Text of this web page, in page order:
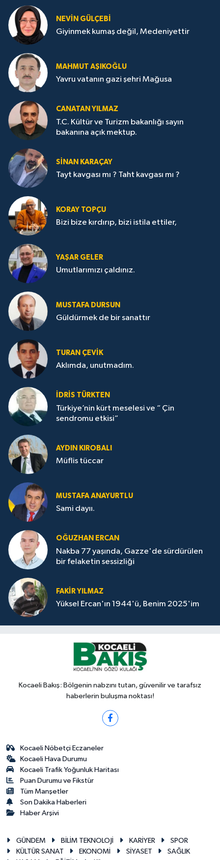
NEVİN GÜLÇEBİ
Giyinmek kumaş değil, Medeniyettir
MAHMUT AŞIKOĞLU
Yavru vatanın gazi şehri Mağusa
CANATAN YILMAZ
T.C. Kültür ve Turizm bakanlığı sayın
bakanına açık mektup.
SİNAN KARAÇAY
Tayt kavgası mı ? Taht kavgası mı ?
KORAY TOPÇU
Bizi bize kırdırıp, bizi istila ettiler,
YAŞAR GELER
Umutlarımızı çaldınız.
MUSTAFA DURSUN
Güldürmek de bir sanattır
TURAN ÇEVİK
Aklımda, unutmadım.
İDRİS TÜRKTEN
Türkiye’nin kürt meselesi ve “ Çin
sendromu etkisi”
AYDIN KIROBALI
Müflis tüccar
MUSTAFA ANAYURTLU
Sami dayıı.
OĞUZHAN ERCAN
Nakba 77 yaşında, Gazze'de sürdürülen
bir felaketin sessizliği
FAKİR YILMAZ
Yüksel Ercan'ın 1944'ü, Benim 2025'im
Kocaeli Bakış: Bölgenin nabzını tutan, güvenilir ve tarafsız
haberlerin buluşma noktası!
Kocaeli Nöbetçi Eczaneler
Kocaeli Hava Durumu
Kocaeli Trafik Yoğunluk Haritası
Puan Durumu ve Fikstür
Tüm Manşetler
Son Dakika Haberleri
Haber Arşivi
GÜNDEM BİLİM TEKNOLOJİ KARİYER
SPOR
KÜLTÜR SANAT
EKONOMİ SİYASET
SAĞLIK